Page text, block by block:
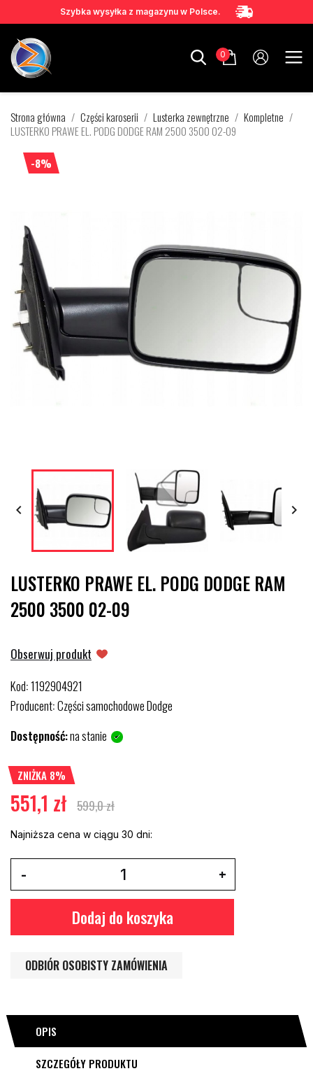
Szybka wysyłka z magazynu w Polsce.
0
Strona główna Części karoserii Lusterka zewnętrzne
Kompletne
LUSTERKO PRAWE EL. PODG DODGE RAM 2500 3500 02-09
-8%
 
LUSTERKO PRAWE EL. PODG DODGE RAM
2500 3500 02-09
Obserwuj produkt
Kod:1192904921
Producent:Części samochodowe Dodge
Dostępność:na stanie
ZNIŻKA 8%
551,1 zł 599,0 zł
Najniższa cena w ciągu 30 dni:
Dodaj do koszyka
ODBIÓR OSOBISTY ZAMÓWIENIA
OPIS
SZCZEGÓŁY PRODUKTU